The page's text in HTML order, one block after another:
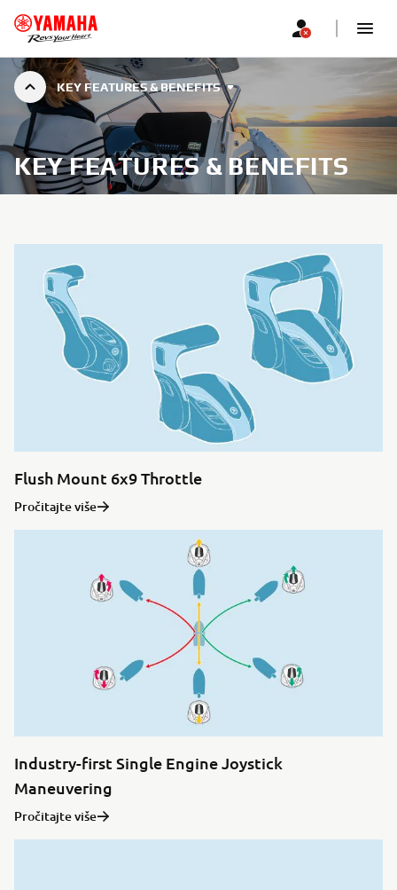
KEY FEATURES & BENEFITS
KEY FEATURES & BENEFITS
Flush Mount 6x9 Throttle
Pročitajte više
Industry-first Single Engine Joystick
Maneuvering
Pročitajte više